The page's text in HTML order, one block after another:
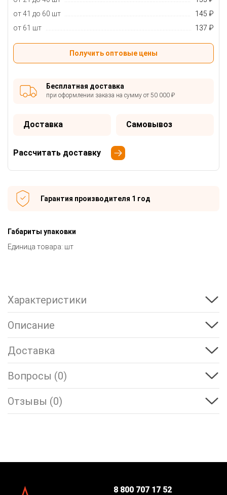
от 41 до 60 шт
145 ₽
от 61 шт
137 ₽
Получить оптовые цены
Бесплатная доставка
при оформлении заказа на сумму от 50 000 ₽
Доставка Самовывоз
Рассчитать доставку
Гарантия производителя 1 год
Габариты упаковки
Единица товара: шт
Характеристики
Описание
Доставка
Вопросы (0)
Отзывы (0)
8 800 707 17 52